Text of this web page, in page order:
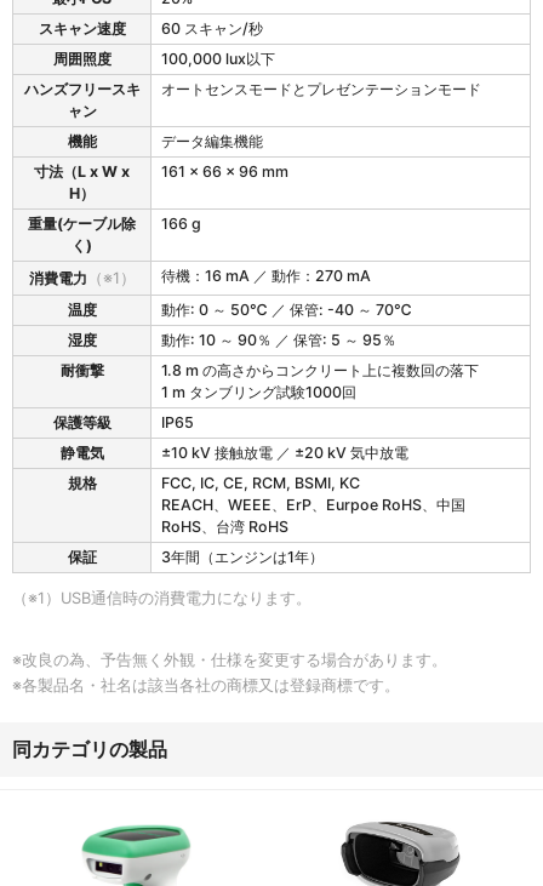
ル
ン
デ
0
R
）
スキャン速度
60 スキャン/秒
周囲照度
100,000 lux以下
ハンズフリースキ
ャン
オートセンスモードとプレゼンテーションモード
機能
データ編集機能
寸法（L x W x
H）
161 x 66 x 96 mm
重量(ケーブル除
く)
166 g
消費電力 （※1）
待機：16 mA ／ 動作：270 mA
温度
動作: 0 ～ 50℃ ／ 保管: -40 ～ 70℃
湿度
動作: 10 ～ 90％ ／ 保管: 5 ～ 95％
耐衝撃
1.8 m の高さからコンクリート上に複数回の落下
1 m タンブリング試験1000回
保護等級
IP65
静電気
±10 kV 接触放電 ／ ±20 kV 気中放電
規格
FCC, IC, CE, RCM, BSMI, KC
REACH、WEEE、ErP、Eurpoe RoHS、中国
RoHS、台湾 RoHS
保証
3年間（エンジンは1年）
（※1）USB通信時の消費電力になります。
※改良の為、予告無く外観・仕様を変更する場合があります。
※各製品名・社名は該当各社の商標又は登録商標です。
同カテゴリの製品